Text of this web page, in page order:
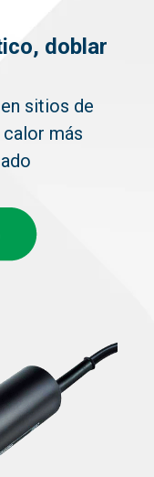
doblar
sitios de
más